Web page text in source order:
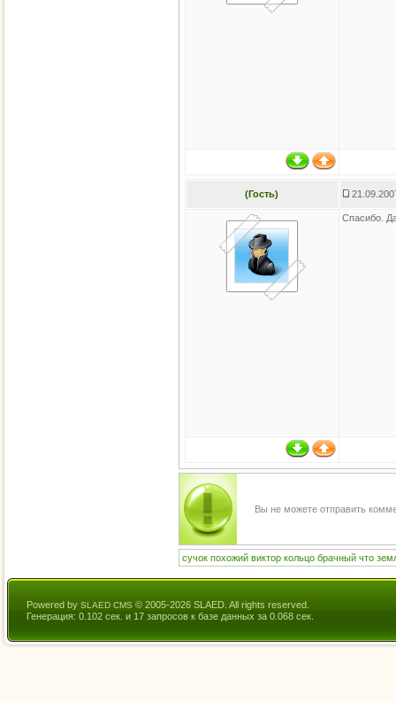
(Гость)
Спасибо.
Вы не можете отправить
сучок похожий виктор кольцо брачный что
Powered by SLAED CMS © 2005-2026 SLAED. All rights reserved.
Генерация: 0.102 сек. и 17 запросов к базе данных за 0.068 сек.